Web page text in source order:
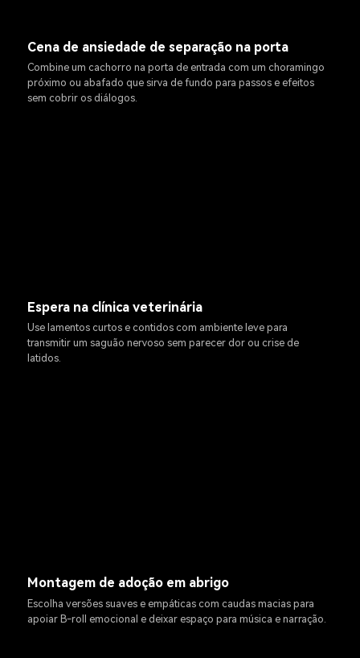
Cena de ansiedade de separação na porta
Combine um cachorro na porta de entrada com um choramingo
próximo ou abafado que sirva de fundo para passos e efeitos
sem cobrir os diálogos.
Espera na clínica veterinária
Use lamentos curtos e contidos com ambiente leve para
transmitir um saguão nervoso sem parecer dor ou crise de
latidos.
Montagem de adoção em abrigo
Escolha versões suaves e empáticas com caudas macias para
apoiar B-roll emocional e deixar espaço para música e narração.